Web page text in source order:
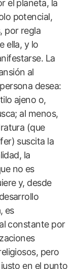
el planeta, la
potencial,
por regla
ella, y lo
La
al
desea:
ajeno o,
al menos,
(que
suscita la
la
no es
y, desde
es
constante por
pero
en el punto